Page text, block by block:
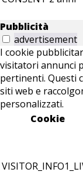
Pubblicità
advertisement
I cookie
visitatori annunci
pertinenti. Questi
siti web e
personalizzati.
Cookie